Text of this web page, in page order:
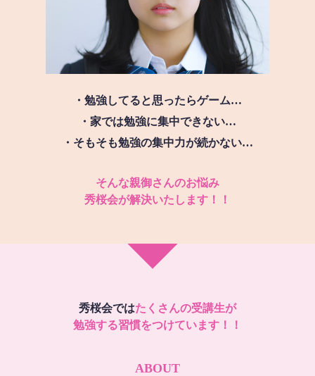
・勉強してると思ったらゲーム…
・家では勉強に集中できない…
・そもそも勉強の集中力が続かない…
そんな親御さんのお悩み
秀桜会が解決いたします！！
秀桜会ではたくさんの受講生が
勉強する習慣をつけています！！
ABOUT